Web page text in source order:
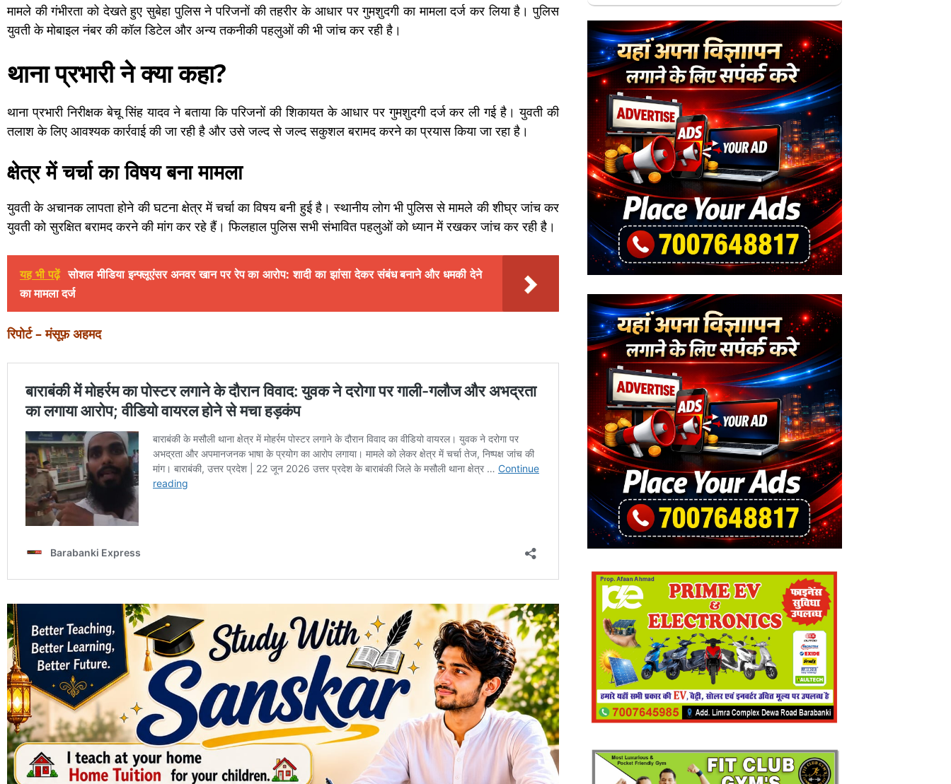
मामले की गंभीरता को देखते हुए सुबेहा पुलिस ने परिजनों की तहरीर के आधार पर गुमशुदगी का मामला दर्ज कर लिया है। पुलिस
युवती के मोबाइल नंबर की कॉल डिटेल और अन्य तकनीकी पहलुओं की भी जांच कर रही है।
थाना प्रभारी ने क्या कहा?
थाना प्रभारी निरीक्षक बेचू सिंह यादव ने बताया कि परिजनों की शिकायत के आधार पर गुमशुदगी दर्ज कर ली गई है। युवती की
तलाश के लिए आवश्यक कार्रवाई की जा रही है और उसे जल्द से जल्द सकुशल बरामद करने का प्रयास किया जा रहा है।
क्षेत्र में चर्चा का विषय बना मामला
युवती के अचानक लापता होने की घटना क्षेत्र में चर्चा का विषय बनी हुई है। स्थानीय लोग भी पुलिस से मामले की शीघ्र जांच कर
युवती को सुरक्षित बरामद करने की मांग कर रहे हैं। फिलहाल पुलिस सभी संभावित पहलुओं को ध्यान में रखकर जांच कर रही है।
यह भी पढ़ें सोशल मीडिया इन्फ्लूएंसर अनवर खान पर रेप का आरोप: शादी का झांसा देकर संबंध बनाने और धमकी देने
का मामला दर्ज
रिपोर्ट – मंसूफ़ अहमद